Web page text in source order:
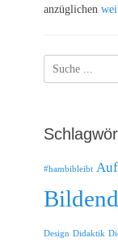
anzüglichen
Suche
nach:
#hambibleibt
Design Didaktik